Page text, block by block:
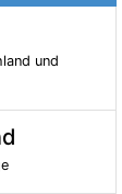
und